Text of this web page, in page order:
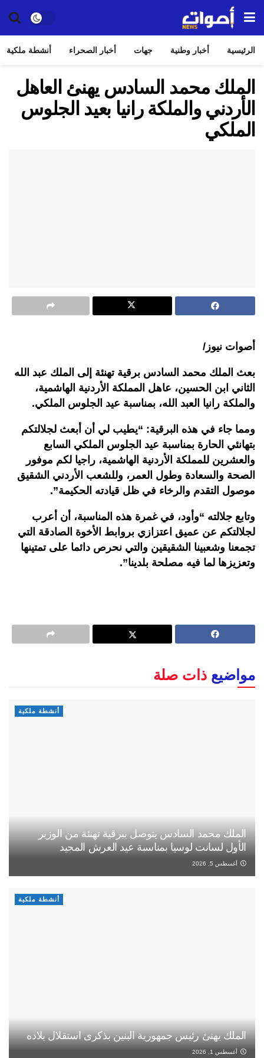
الرئيسية أخبار وطنية جهات أخبار الصحراء أنشطة ملكية
الملك محمد السادس يهنئ العاهل
الأردني والملكة رانيا بعيد الجلوس
الملكي
أصوات نيوز/
بعث الملك محمد السادس برقية تهنئة إلى الملك عبد الله
الثاني ابن الحسين، عاهل المملكة الأردنية الهاشمية،
والملكة رانيا العبد الله، بمناسبة عيد الجلوس الملكي.
ومما جاء في هذه البرقية: “يطيب لي أن أبعث لجلالتكم
بتهانئي الحارة بمناسبة عيد الجلوس الملكي السابع
والعشرين للمملكة الأردنية الهاشمية، راجيا لكم موفور
الصحة والسعادة وطول العمر، وللشعب الأردني الشقيق
موصول التقدم والرخاء في ظل قيادته الحكيمة”.
وتابع جلالته “وأود، في غمرة هذه المناسبة، أن أعرب
لجلالتكم عن عميق اعتزازي بروابط الأخوة الصادقة التي
تجمعنا وشعبينا الشقيقين والتي نحرص دائما على تمتينها
وتعزيزها لما فيه مصلحة بلدينا”.
مواضيع ذات صلة
أنشطة ملكية
الملك محمد السادس يتوصل ببرقية تهنئة من الوزير
الأول لسانت لوسيا بمناسبة عيد العرش المجيد
أغسطس 5, 2026
أنشطة ملكية
الملك يهنئ رئيس جمهورية البنين بذكرى استقلال بلاده
أغسطس 1, 2026